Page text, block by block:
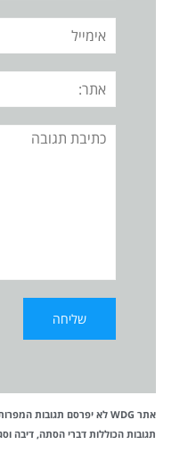
אימייל
אתר:
תגובה
אתר WDG לא יפרסם תגובות המפרות את
תגובות הכוללות דברי הסתה, דיבה